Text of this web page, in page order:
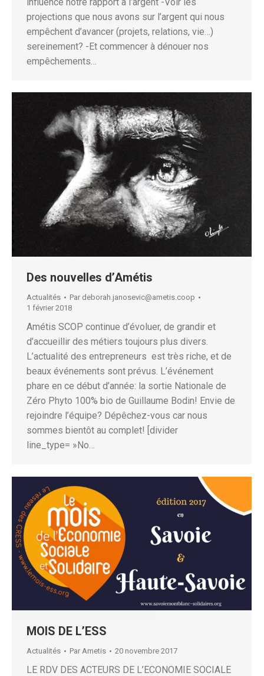
projections que nous avons sur l’argent qui nous
empêchent d’avancer (projets, relations, vie…)
sereinement? -Et commencer à dénouer nos
empêchements…
Des nouvelles d’Amétis
Actualités Par deborah.janosevic@ametis.coop
1 février 2018
Amétis SCOP continue d’évoluer, de grandir et
d’accueillir des métiers toujours plus divers.
L’actualité des entrepreneurs est très riche, et de
beaux événements sont prévus. L’événement
phare en ce début d’année: la sortie Nationale de
Zéro Phyto 100% bio de Guillaume Bodin! Envie de
rejoindre l’équipe? Dépêchez-vous car nous
sommes bientôt au complet! [divider
line_type= »No…
MOIS DE L’ESS
Actualités Par Ametis 20 novembre 2017
LE RDV DES ACTEURS DE L’ECONOMIE SOCIALE